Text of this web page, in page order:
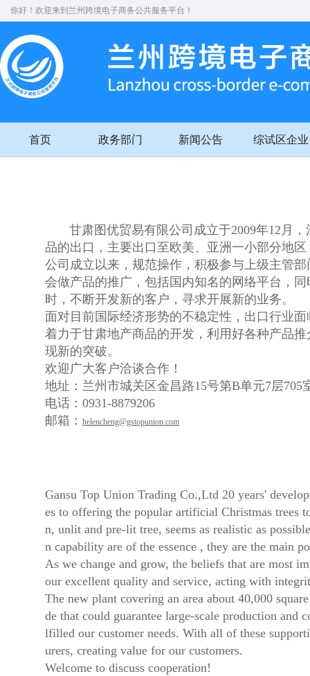
你好！欢迎来到兰州跨境电子商务公共服务平台！
首页 政务部门 新闻公告 综试区企业
甘肃图优贸易有限公司成立于2009年12月，
品的出口，主要出口至欧美、亚洲一小部分地
公司成立以来，规范操作，积极参与上级主管
会做产品的推广，包括国内知名的网络平台，
时，不断开发新的客户，寻求开展新的业务。
面对目前国际经济形势的不稳定性，出口行业
着力于甘肃地产商品的开发，利用好各种产品
现新的突破。
欢迎广大客户洽谈合作！
地址：兰州市城关区金昌路15号第B单元7层705
电话：0931-8879206
邮箱： helencheng@gstopunion.com
Gansu Top Union Trading Co.,Ltd 20 years'
es to offering the popular artificial Christmas trees
n, unlit and pre-lit tree, seems as realistic as
n capability are of the essence , they are the main
As we change and grow, the beliefs that are most
our excellent quality and service, acting with
The new plant covering an area about 40,000
de that could guarantee large-scale production and
lfilled our customer needs. With all of these
urers, creating value for our customers.
Welcome to discuss cooperation!